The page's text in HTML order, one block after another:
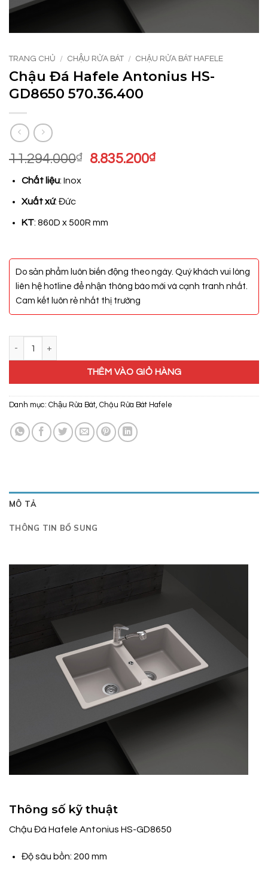
TRANG CHỦ / CHẬU RỬA BÁT / CHẬU RỬA BÁT HAFELE
Chậu Đá Hafele Antonius HS-
GD8650 570.36.400
11.294.000₫
Giá
8.835.200₫Giá
Chất liệu: Inox
Xuất xứ: Đức
KT: 860D x 500R mm
Do sản phẩm luôn biến động theo ngày. Quý khách vui lòng
liên hệ hotline để nhận thông báo mới và cạnh tranh nhất.
Cam kết luôn rẻ nhất thị trường
THÊM VÀO GIỎ HÀNG
Danh mục: Chậu Rửa Bát, Chậu Rửa Bát Hafele
MÔ TẢ
THÔNG TIN BỔ SUNG
Thông số kỹ thuật
Chậu Đá Hafele Antonius HS-GD8650
Độ sâu bồn: 200 mm